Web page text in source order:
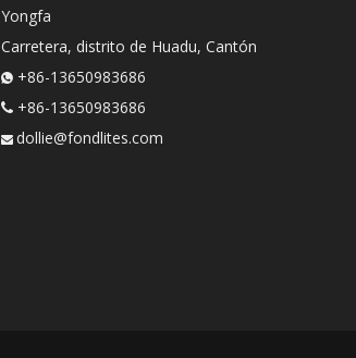
Yongfa
Carretera, distrito de Huadu, Cantón
+86-13650983686
+86-13650983686
 dollie@fondlites.com